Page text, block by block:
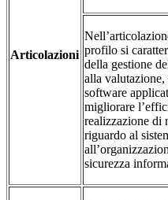
Articolazioni profilo si
della gestione
alla valutazione,
software
migliorare
realizzazione di
riguardo al
sicurezza